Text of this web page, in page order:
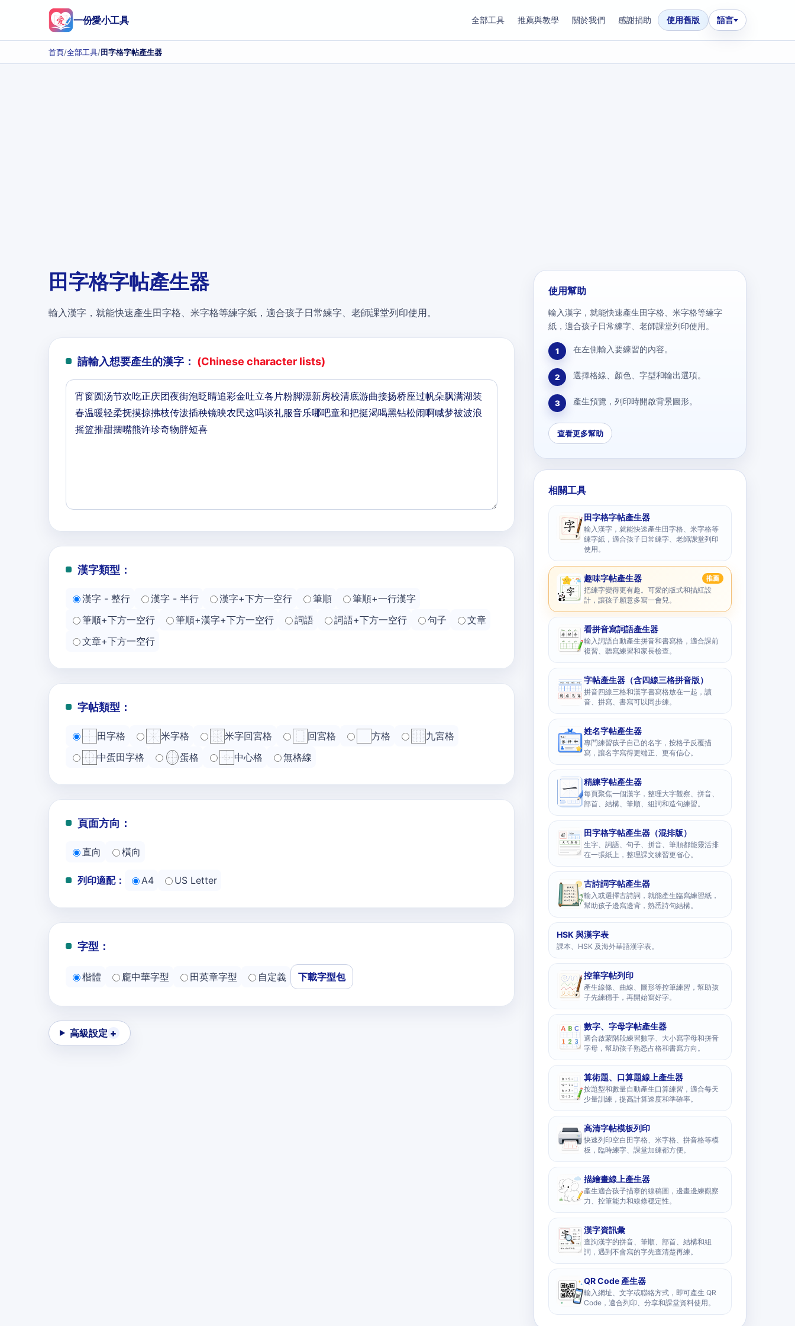
一份愛小工具 全部工具 推薦與教學 關於我們 感謝捐助 使用舊版 語言
首頁/全部工具/田字格字帖產生器
田字格字帖產生器
輸入漢字，就能快速產生田字格、米字格等練字紙，適合孩子日常練字、老師課堂列印使用。
請輸入想要產生的漢字： (Chinese character lists)
漢字類型：
漢字 - 整行 漢字 - 半行 漢字+下方一空行 筆順
筆順+一行漢字
筆順+下方一空行
筆順+漢字+下方一空行 詞語 詞語+下方一空行 句子
文章
文章+下方一空行
字帖類型：
田字格 米字格 米字回宮格 回宮格 方格
九宮格
中蛋田字格
蛋格 中心格 無格線
頁面方向：
直向 橫向
列印適配： A4 US Letter
字型：
楷體 龐中華字型 田英章字型 自定義 下載字型包
高級設定
使用幫助
輸入漢字，就能快速產生田字格、米字格等練字
紙，適合孩子日常練字、老師課堂列印使用。
1 在左側輸入要練習的內容。
2 選擇格線、顏色、字型和輸出選項。
3 產生預覽，列印時開啟背景圖形。
查看更多幫助
相關工具
田字格字帖產生器
輸入漢字，就能快速產生田字格、米字格等
練字紙，適合孩子日常練字、老師課堂列印
使用。
趣味字帖產生器 推薦
把練字變得更有趣。可愛的版式和描紅設
計，讓孩子願意多寫一會兒。
看拼音寫詞語產生器
輸入詞語自動產生拼音和書寫格，適合課前
複習、聽寫練習和家長檢查。
字帖產生器（含四線三格拼音版）
拼音四線三格和漢字書寫格放在一起，讀
音、拼寫、書寫可以同步練。
姓名字帖產生器
專門練習孩子自己的名字，按格子反覆描
寫，讓名字寫得更端正、更有信心。
精練字帖產生器
每頁聚焦一個漢字，整理大字觀察、拼音、
部首、結構、筆順、組詞和造句練習。
田字格字帖產生器（混排版）
生字、詞語、句子、拼音、筆順都能靈活排
在一張紙上，整理課文練習更省心。
古詩詞字帖產生器
輸入或選擇古詩詞，就能產生臨寫練習紙，
幫助孩子邊寫邊背，熟悉詩句結構。
HSK 與漢字表
課本、HSK 及海外華語漢字表。
控筆字帖列印
產生線條、曲線、圖形等控筆練習，幫助孩
子先練穩手，再開始寫好字。
數字、字母字帖產生器
適合啟蒙階段練習數字、大小寫字母和拼音
字母，幫助孩子熟悉占格和書寫方向。
算術題、口算題線上產生器
按題型和數量自動產生口算練習，適合每天
少量訓練，提高計算速度和準確率。
高清字帖模板列印
快速列印空白田字格、米字格、拼音格等模
板，臨時練字、課堂加練都方便。
描繪畫線上產生器
產生適合孩子描摹的線稿圖，邊畫邊練觀察
力、控筆能力和線條穩定性。
漢字資訊彙
查詢漢字的拼音、筆順、部首、結構和組
詞，遇到不會寫的字先查清楚再練。
QR Code 產生器
輸入網址、文字或聯絡方式，即可產生 QR
Code，適合列印、分享和課堂資料使用。